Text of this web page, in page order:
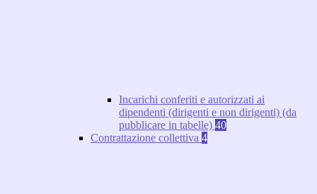
Incarichi conferiti e autorizzati ai
dipendenti (dirigenti e non dirigenti) (da
pubblicare in tabelle) 40
Contrattazione collettiva 4